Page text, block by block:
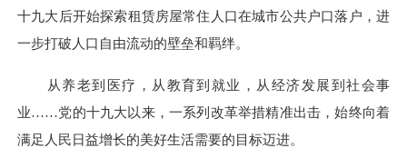
十九大后开始探索租赁房屋常住人口在城市公共户口落户，进
一步打破人口自由流动的壁垒和羁绊。
从养老到医疗，从教育到就业，从经济发展到社会事
业……党的十九大以来，一系列改革举措精准出击，始终向着
满足人民日益增长的美好生活需要的目标迈进。